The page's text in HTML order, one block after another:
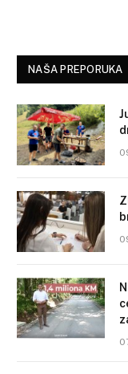
NAŠA PREPORUKA